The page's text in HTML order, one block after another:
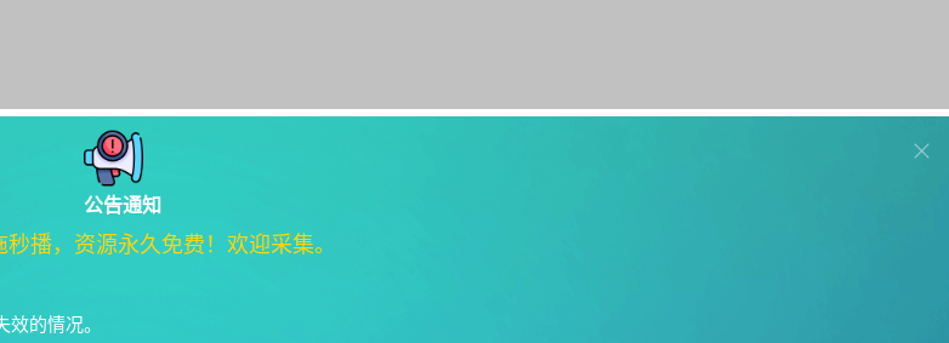
公告通知
播，资源永久免费！欢迎采集。
的情况。